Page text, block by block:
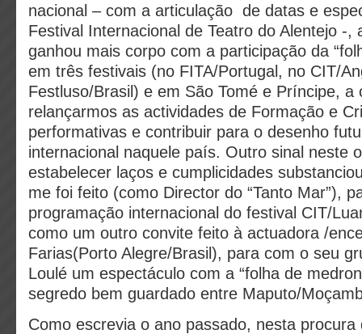
nacional – com a articulação de datas e
Festival Internacional de Teatro do Alentejo -,
ganhou mais corpo com a participação da
em três festivais (no FITA/Portugal, no CIT/
Festluso/Brasil) e em São Tomé e Príncipe, a
relançarmos as actividades de Formação e
performativas e contribuir para o desenho
internacional naquele país. Outro sinal neste
estabelecer laços e cumplicidades
me foi feito (como Director do “Tanto Mar”),
programação internacional do festival CIT/
como um outro convite feito à actuadora /
Farias(Porto Alegre/Brasil), para com o seu
Loulé um espectáculo com a “folha de
segredo bem guardado entre Maputo/
Como escrevia o ano passado, nesta